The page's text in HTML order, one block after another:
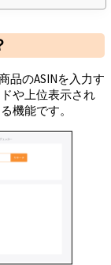
品のASINを入力す
や上位表示され
機能です。